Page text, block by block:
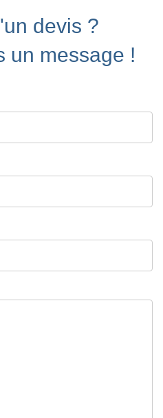
devis ?
un message !